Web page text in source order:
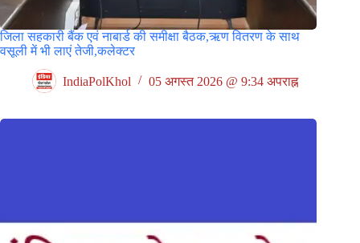
जिला सहकारी बैंक एवं नाबार्ड की समीक्षा बैठक,ऋण वितरण के साथ
वसूली में भी लाएं तेजी,कलेक्टर
IndiaPolKhol 05 अगस्त 2026 @ 9:34 अपराह्न